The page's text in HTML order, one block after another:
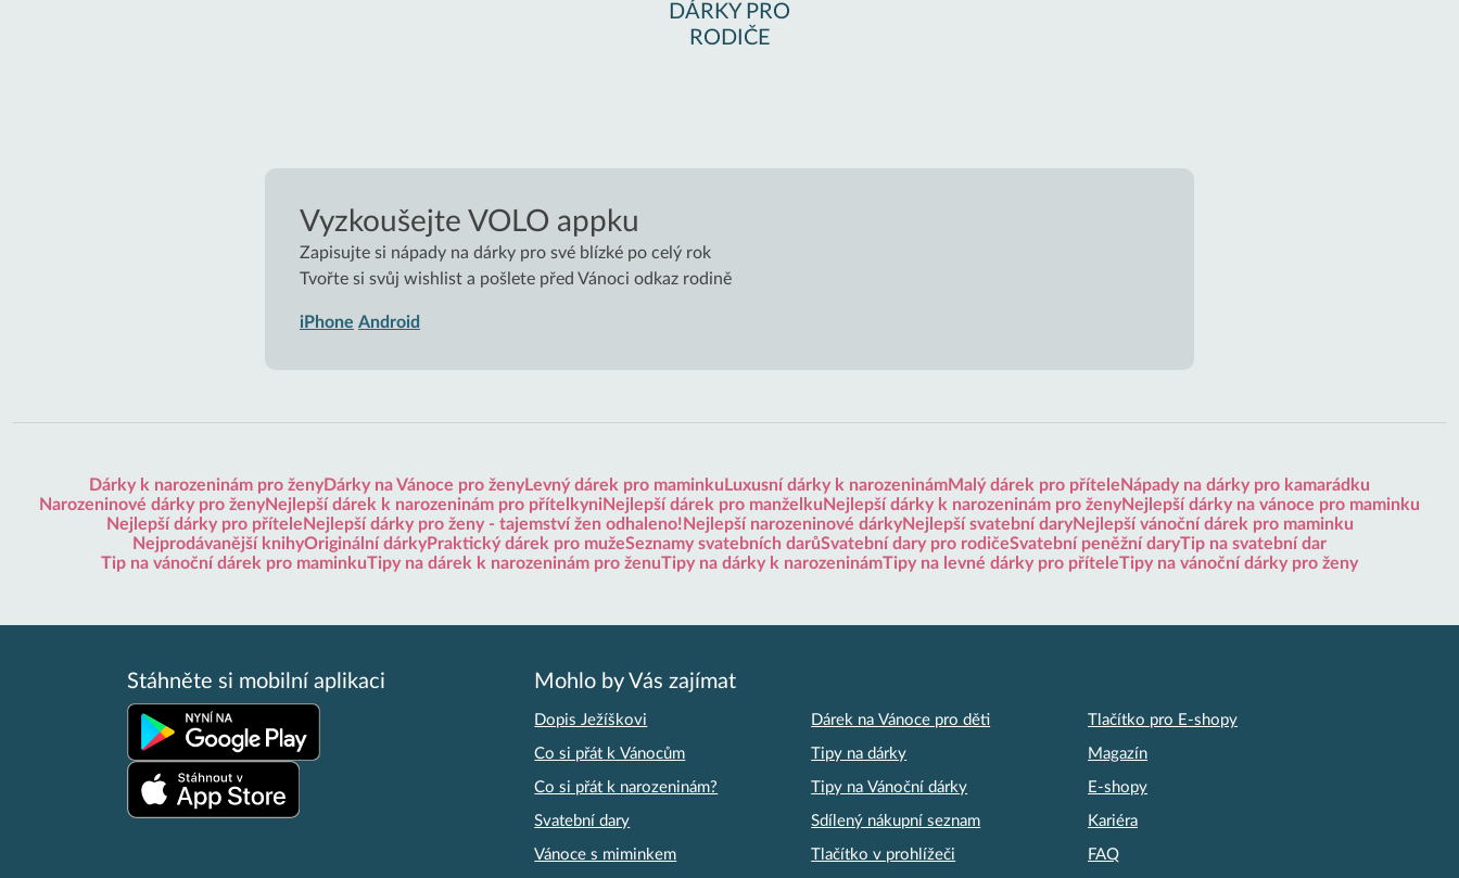
DÁRKY PRO
RODIČE
Vyzkoušejte VOLO appku
Zapisujte si nápady na dárky pro své blízké po celý rok
Tvořte si svůj wishlist a pošlete před Vánoci odkaz rodině
iPhone Android
Dárky k narozeninám pro ženyDárky na Vánoce pro ženyLevný dárek pro maminku Luxusní dárky k narozeninámMalý dárek pro přítele Nápady na dárky pro kamarádku
Narozeninové dárky pro ženyNejlepší dárek k narozeninám pro přítelkyniNejlepší dárek pro manželku Nejlepší dárky k narozeninám pro ženyNejlepší dárky na vánoce pro maminku
Nejlepší dárky pro přítele Nejlepší dárky pro ženy - tajemství žen odhaleno! Nejlepší narozeninové dárkyNejlepší svatební daryNejlepší vánoční dárek pro maminku
Nejprodávanější knihyOriginální dárkyPraktický dárek pro mužeSeznamy svatebních darůSvatební dary pro rodičeSvatební peněžní daryTip na svatební dar
Tip na vánoční dárek pro maminkuTipy na dárek k narozeninám pro ženuTipy na dárky k narozeninámTipy na levné dárky pro příteleTipy na vánoční dárky pro ženy
Stáhněte si mobilní aplikaci Mohlo by Vás zajímat
Dopis Ježíškovi
Co si přát k Vánocům
Co si přát k narozeninám?
Svatební dary
Vánoce s miminkem
Dárek na Vánoce pro děti
Tipy na dárky
Tipy na Vánoční dárky
Sdílený nákupní seznam
Tlačítko v prohlížeči
Tlačítko pro E-shopy
Magazín
E-shopy
Kariéra
FAQ